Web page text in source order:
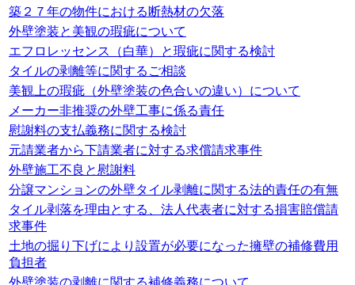
築２７年の物件における断熱材の欠落
外壁塗装と美観の瑕疵について
エフロレッセンス（白華）と瑕疵に関する検討
タイルの剥離等に関するご相談
美観上の瑕疵（外壁塗装の色合いの違い）について
メーカー非推奨の外壁工事に係る責任
慰謝料の支払義務に関する検討
元請業者から下請業者に対する求償請求事件
外壁施工不良と慰謝料
分譲マンションの外壁タイル剥離に関する法的責任の有無
タイル剥落を理由とする、法人代表者に対する損害賠償請
求事件
土地の掘り下げにより設置が必要になった擁壁の補修費用
負担者
外壁塗装の剥離に関する補修義務について